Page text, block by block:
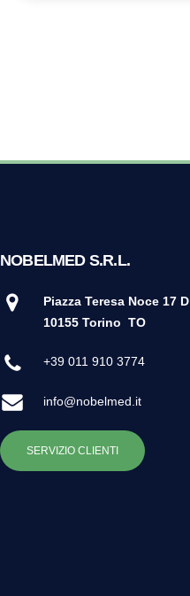
NOBELMED S.R.L.
Piazza Teresa Noce 17 D
10155 Torino TO
+39 011 910 3774
info@nobelmed.it
SERVIZIO CLIENTI